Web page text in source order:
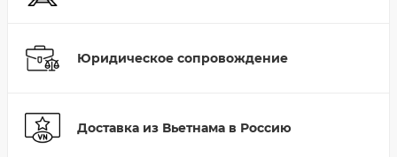
Юридическое сопровождение
Доставка из Вьетнама в Россию